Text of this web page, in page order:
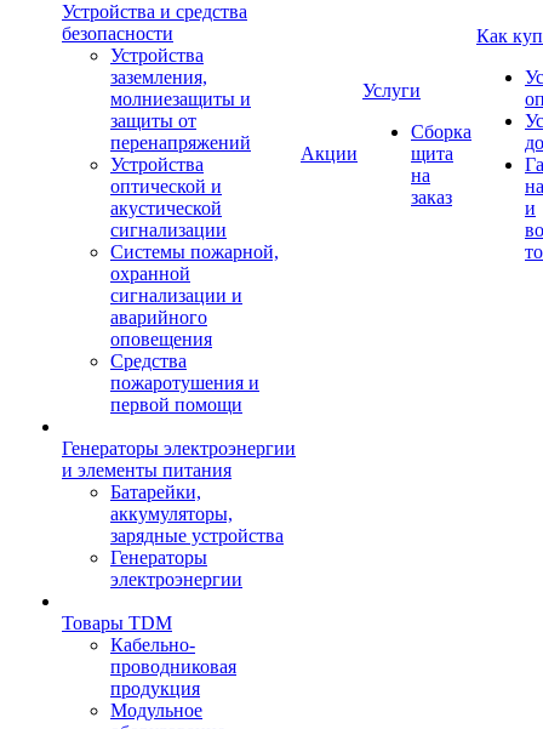
Устройства и средства
безопасности
Устройства
заземления,
молниезащиты и
защиты от
перенапряжений
Устройства
оптической и
акустической
сигнализации
Системы пожарной,
охранной
сигнализации и
аварийного
оповещения
Средства
пожаротушения и
первой помощи
Генераторы электроэнергии
и элементы питания
Батарейки,
аккумуляторы,
зарядные устройства
Генераторы
электроэнергии
Товары TDM
Кабельно-
проводниковая
продукция
Модульное
Акции
Услуги
Сборка
щита
на
заказ
Как
и